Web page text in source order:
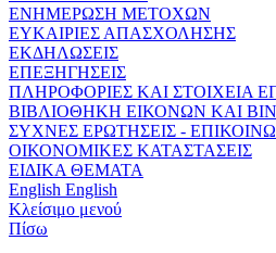
ΕΝΗΜΕΡΩΣΗ ΜΕΤΟΧΩΝ
ΕΥΚΑΙΡΙΕΣ ΑΠΑΣΧΟΛΗΣΗΣ
ΕΚΔΗΛΩΣΕΙΣ
ΕΠΕΞΗΓΗΣΕΙΣ
ΠΛΗΡΟΦΟΡΙΕΣ ΚΑΙ ΣΤΟΙΧΕΙΑ
ΒΙΒΛΙΟΘΗΚΗ ΕΙΚΟΝΩΝ ΚΑΙ
ΣΥΧΝΕΣ ΕΡΩΤΗΣΕΙΣ -
ΟΙΚΟΝΟΜΙΚΕΣ ΚΑΤΑΣΤΑΣΕΙΣ
ΕΙΔΙΚΑ ΘΕΜΑΤΑ
English English
Κλείσιμο μενού
Πίσω